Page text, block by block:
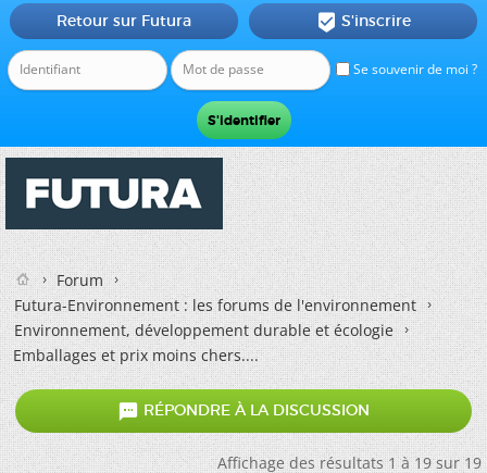
Se souvenir de moi ?
Retour sur Futura  S'inscrire
Forum
Futura-Environnement : les forums de l'environnement
Environnement, développement durable et écologie
Emballages et prix moins chers....
 RÉPONDRE À LA DISCUSSION
Affichage des résultats 1 à 19 sur 19